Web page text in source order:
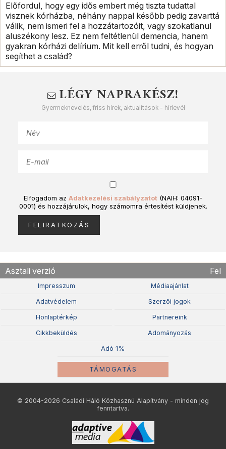
Előfordul, hogy egy idős embert még tiszta tudattal
visznek kórházba, néhány nappal később pedig zavarttá
válik, nem ismeri fel a hozzátartozóit, vagy szokatlanul
aluszékony lesz. Ez nem feltétlenül demencia, hanem
gyakran kórházi delírium. Mit kell erről tudni, és hogyan
segíthet a család?
LÉGY NAPRAKÉSZ!
Gyermeknevelés, friss hírek, aktualitások - hírlevél
Elfogadom az Adatkezelési szabályzatot (NAIH: 04091-
0001) és hozzájárulok, hogy számomra értesítést küldjenek.
Asztali verzió Fel
Impresszum Médiaajánlat
Adatvédelem Szerzõi jogok
Honlaptérkép Partnereink
Cikkbeküldés Adományozás
Adó 1%
TÁMOGATÁS
© 2004-2026 Családi Háló Közhasznú Alapítvány - minden jog
fenntartva.